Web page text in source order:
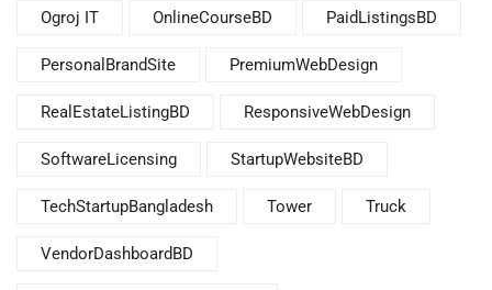
Ogroj IT OnlineCourseBD PaidListingsBD
PersonalBrandSite PremiumWebDesign
RealEstateListingBD ResponsiveWebDesign
SoftwareLicensing StartupWebsiteBD
TechStartupBangladesh Tower Truck
VendorDashboardBD